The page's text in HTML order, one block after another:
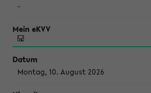
-
Montag, 10. August 2026